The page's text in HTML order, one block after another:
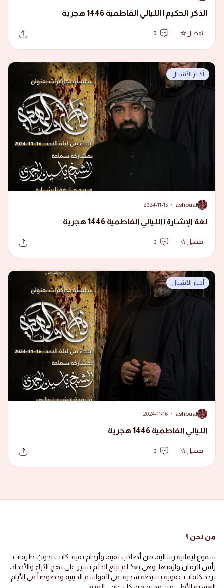
الذكر الحكيم | الليالي الفاطمية 1446 هجرية
تفضيل 0
أخبار الأشبال
A
ashbaal
·
2024-11-15
لغة الإشارة | الليالي الفاطمية 1446 هجرية
تفضيل 0
أخبار الأشبال
A
ashbaal
·
2024-11-16
الليالي الفاطمية 1446 هجرية
تفضيل 0
من نحن ؟
شموع إيمانية رسالية، من أصلاب تقية، وأرحام نقية، كانت تجوبُ طرقات
رأس الرمان وازقتها، وهي بعدُ لم تبلغ الحلم تسير على نهج الآباء والأجداد،
تردد كلمات عفوية بسيطة شجية، في المواسم الدينية وخصوصاً في الأيام